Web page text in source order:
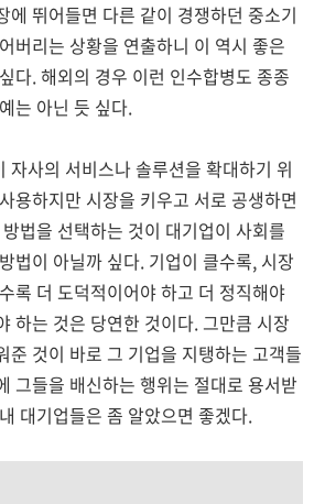
에 뛰어들면 다른 같이 경쟁하던 중소기
버리는 상황을 연출하니 이 역시 좋은
다. 해외의 경우 이런 인수합병도 종종
는 아닌 듯 싶다.
자사의 서비스나 솔루션을 확대하기 위
용하지만 시장을 키우고 서로 공생하면
법을 선택하는 것이 대기업이 사회를
법이 아닐까 싶다. 기업이 클수록, 시장
록 더 도덕적이어야 하고 더 정직해야
하는 것은 당연한 것이다. 그만큼 시장
준 것이 바로 그 기업을 지탱하는 고객들
그들을 배신하는 행위는 절대로 용서받
대기업들은 좀 알았으면 좋겠다.